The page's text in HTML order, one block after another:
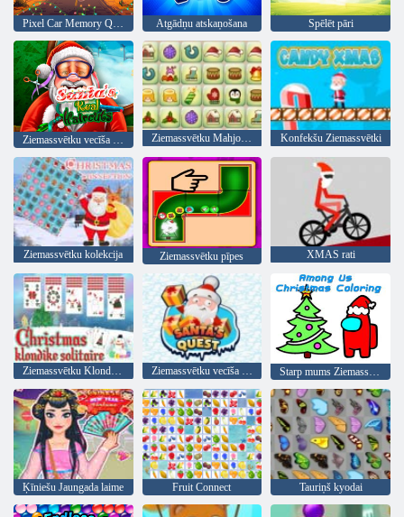
Pixel Car Memory Quest Atgādņu atskaņošana Spēlēt pāri
Ziemassvētku Mahjong Connect pāri Konfekšu Ziemassvētki
Ziemassvētku kolekcija Ziemassvētku pīpes XMAS rati
Ziemassvētku Klondike Solitaire Ziemassvētku vecīša meklējumi Starp mums Ziemassvētku krāsošana
Ķīniešu Jaungada laime Fruit Connect Tauriņš kyodai